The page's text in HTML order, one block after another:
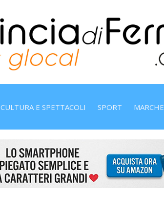
CULTURA E SPETTACOLI SPORT MARCHE